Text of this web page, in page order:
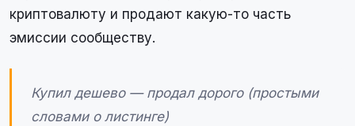
криптовалюту и продают какую-то часть
эмиссии сообществу.
Купил дешево — продал дорого (простыми
словами о листинге)